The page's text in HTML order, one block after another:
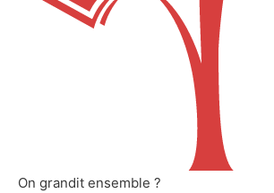
On grandit ensemble ?